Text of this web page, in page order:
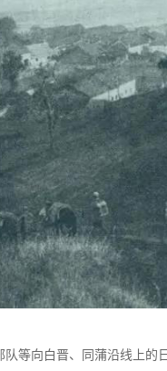
队等向白晋、同蒲沿线上